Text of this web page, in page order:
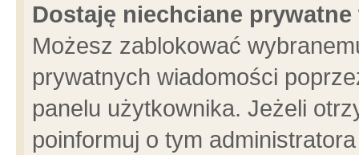
Dostaję niechciane
Możesz zablokować
prywatnych wiadomości
panelu użytkownika. Jeżeli
poinformuj o tym